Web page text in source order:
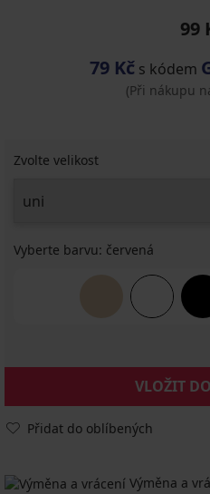
99
79 Kč s kódem
(Při nákupu
Zvolte velikost
Vyberte barvu: červená
VLOŽIT
Přidat do oblíbených
Výměna a